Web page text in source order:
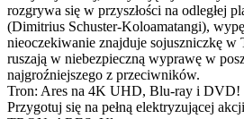
rozgrywa się w przyszłości na odległej
(Dimitrius Schuster-Koloamatangi),
nieoczekiwanie znajduje sojuszniczkę
ruszają w niebezpieczną wyprawę w
najgroźniejszego z przeciwników.
Tron: Ares na 4K UHD, Blu-ray i DVD!
Przygotuj się na pełną elektryzującej